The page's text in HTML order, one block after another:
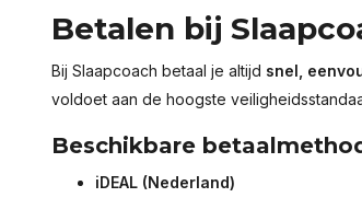
Betalen bij
Bij Slaapcoach betaal je altijd snel,
voldoet aan de hoogste
Beschikbare
iDEAL (Nederland)